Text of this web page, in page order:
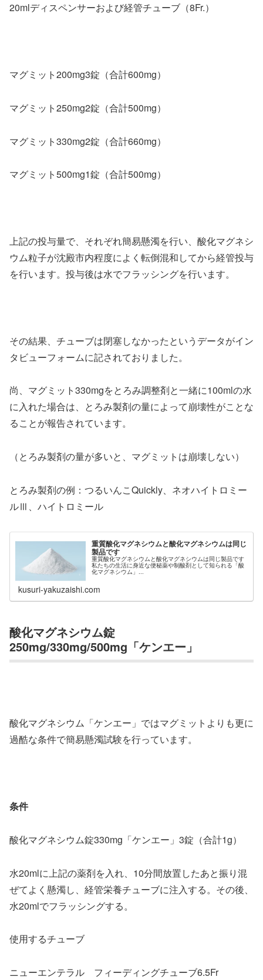
20mlディスペンサーおよび経管チューブ（8Fr.）
マグミット200mg3錠（合計600mg）
マグミット250mg2錠（合計500mg）
マグミット330mg2錠（合計660mg）
マグミット500mg1錠（合計500mg）
上記の投与量で、それぞれ簡易懸濁を行い、酸化マグネシ
ウム粒子が沈殿市内程度によく転倒混和してから経管投与
を行います。投与後は水でフラッシングを行います。
その結果、チューブは閉塞しなかったというデータがイン
タビューフォームに記されておりました。
尚、マグミット330mgをとろみ調整剤と一緒に100mlの水
に入れた場合は、とろみ製剤の量によって崩壊性がことな
ることが報告されています。
（とろみ製剤の量が多いと、マグミットは崩壊しない）
とろみ製剤の例：つるいんこQuickly、ネオハイトロミー
ルⅢ、ハイトロミール
重質酸化マグネシウムと酸化マグネシウムは同じ
製品です
重質酸化マグネシウムと酸化マグネシウムは同じ製品です
私たちの生活に身近な便秘薬や制酸剤として知られる「酸
化マグネシウム」...
kusuri-yakuzaishi.com
酸化マグネシウム錠
250mg/330mg/500mg「ケンエー」
酸化マグネシウム「ケンエー」ではマグミットよりも更に
過酷な条件で簡易懸濁試験を行っています。
条件
酸化マグネシウム錠330mg「ケンエー」3錠（合計1g）
水20mlに上記の薬剤を入れ、10分間放置したあと振り混
ぜてよく懸濁し、経管栄養チューブに注入する。その後、
水20mlでフラッシングする。
使用するチューブ
ニューエンテラル フィーディングチューブ6.5Fr